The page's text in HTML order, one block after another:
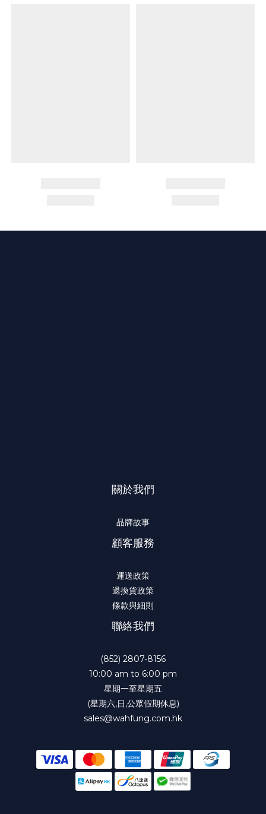
關於我們
品牌故事
顧客服務
運送政策
退換貨政策
條款與細則
聯絡我們
(852) 2807-8156
10:00 am to 6:00 pm
星期一至星期五
(星期六,日,公眾假期休息)
sales@wahfung.com.hk